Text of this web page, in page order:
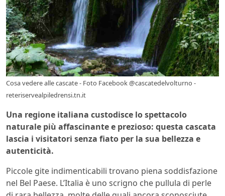
Cosa vedere alle cascate - Foto Facebook @cascatedelvolturno -
reteriservealpiledrensi.tn.it
Una regione italiana custodisce lo spettacolo
naturale più affascinante e prezioso: questa cascata
lascia i visitatori senza fiato per la sua bellezza e
autenticità.
Piccole gite indimenticabili trovano piena soddisfazione
nel Bel Paese. L’Italia è uno scrigno che pullula di perle